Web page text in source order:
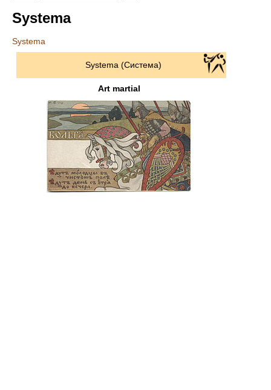
Systema
Systema
Systema (Cистема)
Art martial